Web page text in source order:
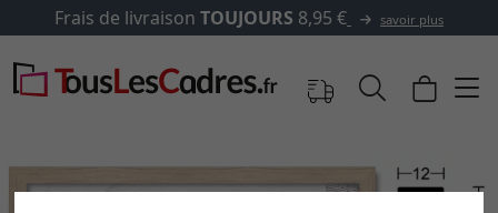
savoir plus ✓500 000 articles au